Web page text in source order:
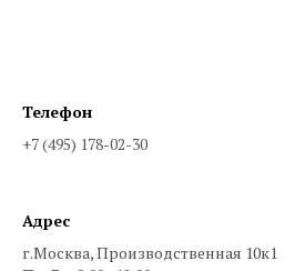
Телефон
+7 (495) 178-02-30
Адрес
г.Москва, Производственная 10к1